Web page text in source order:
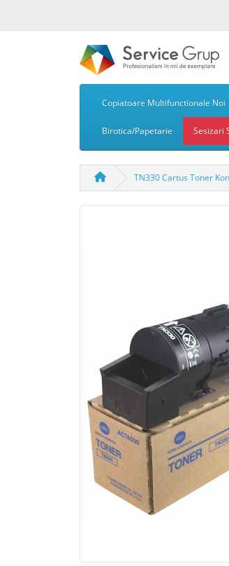
Copiatoare Multifunctionale Noi
Birotica/Papetarie Sesizari
TN330 Cartus Toner